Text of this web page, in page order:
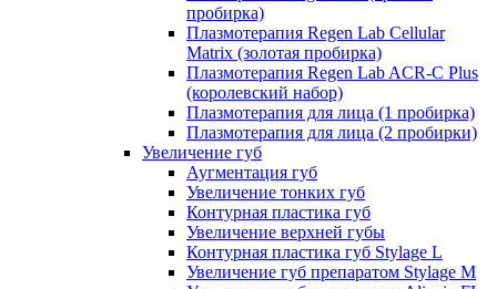
пробирка)
Плазмотерапия Regen Lab Cellular
Matrix (золотая пробирка)
Плазмотерапия Regen Lab ACR-C Plus
(королевский набор)
Плазмотерапия для лица (1 пробирка)
Плазмотерапия для лица (2 пробирки)
Увеличение губ
Аугментация губ
Увеличение тонких губ
Контурная пластика губ
Увеличение верхней губы
Контурная пластика губ Stylage L
Увеличение губ препаратом Stylage M